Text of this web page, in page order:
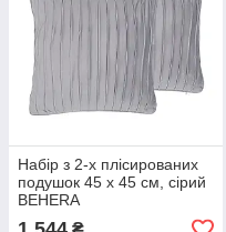
Набір з 2-х плісированих
подушок 45 x 45 см, сірий
BEHERA